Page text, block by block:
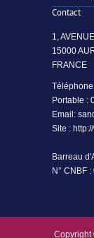
Contact
1,
15000
FRANCE
Portable :
Email:
Site :
Barreau
N° CNBF
Copyright